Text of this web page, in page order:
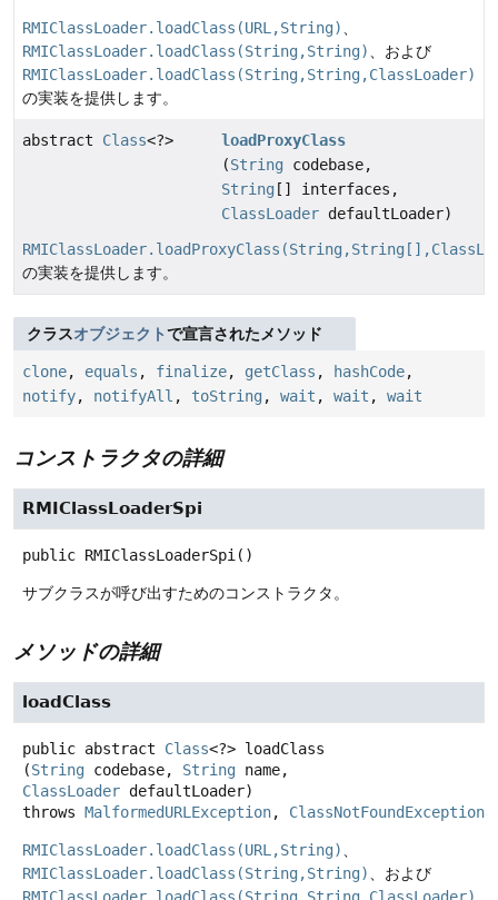
RMIClassLoader.loadClass(URL,String)、
RMIClassLoader.loadClass(String,String)、および
RMIClassLoader.loadClass(String,String,ClassLoader)
の実装を提供します。
abstract Class<?>
loadProxyClass
(String codebase,
String [] interfaces,
ClassLoader defaultLoader)
の実装を提供します。
クラスオブジェクトで宣言されたメソッド
clone, equals , finalize, getClass , hashCode,
notify, notifyAll , toString , wait , wait , wait
コンストラクタの詳細
RMIClassLoaderSpi
public RMIClassLoaderSpi()
サブクラスが呼び出すためのコンストラクタ。
メソッドの詳細
loadClass
public abstract Class<?> loadClass
(String codebase, String
ClassLoader defaultLoader)
throws MalformedURLException, ClassNotFoundException
RMIClassLoader.loadClass(URL,String)、
RMIClassLoader.loadClass(String,String)、および